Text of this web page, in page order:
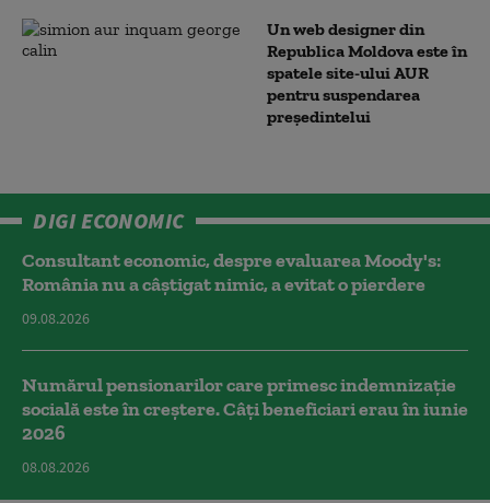
Un web designer din
Republica Moldova este în
spatele site-ului AUR
pentru suspendarea
președintelui
DIGI ECONOMIC
Consultant economic, despre evaluarea Moody's:
România nu a câştigat nimic, a evitat o pierdere
09.08.2026
Numărul pensionarilor care primesc indemnizaţie
socială este în creștere. Câți beneficiari erau în iunie
2026
08.08.2026